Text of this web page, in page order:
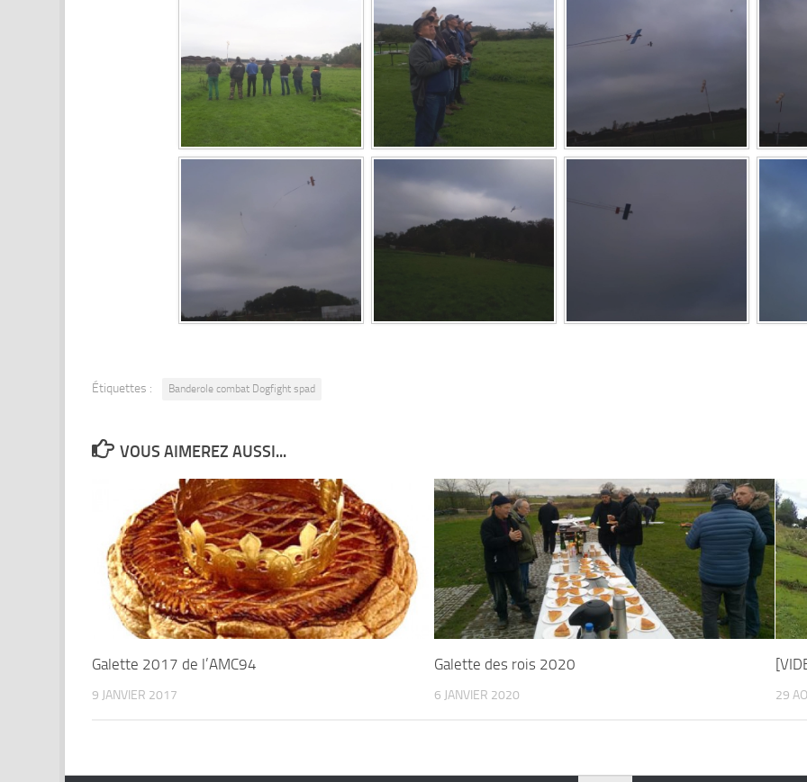
Étiquettes : Banderole combat Dogfight spad
VOUS AIMEREZ AUSSI...
Galette 2017 de l’AMC94
9 JANVIER 2017
Galette des rois 2020
6 JANVIER 2020 29